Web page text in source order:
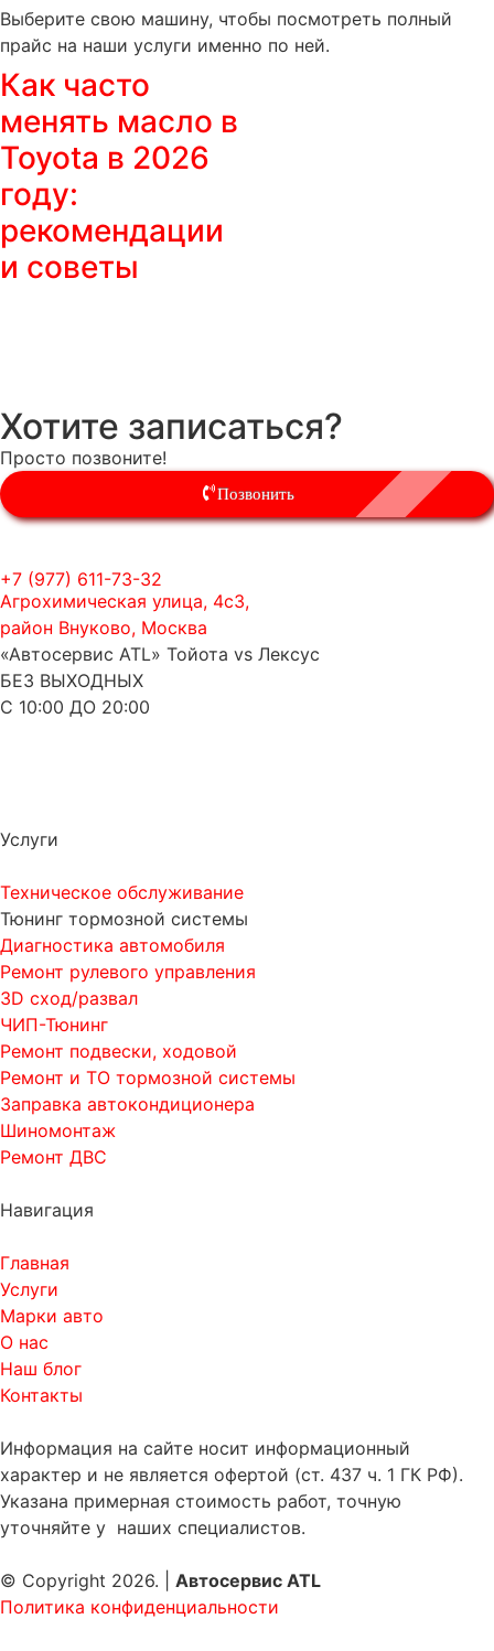
Выберите свою машину, чтобы посмотреть полный
прайс на наши услуги именно по ней.
Как часто
менять масло в
Toyota в 2026
году:
рекомендации
и советы
Хотите записаться?
Просто позвоните!
Позвонить
+7 (977) 611-73-32
Агрохимическая улица, 4с3,
район Внуково, Москва
«Автосервис ATL» Тойота vs Лексус
БЕЗ ВЫХОДНЫХ
С 10:00 ДО 20:00
Услуги
Техническое обслуживание
Тюнинг тормозной системы
Диагностика автомобиля
Ремонт рулевого управления
3D сход/развал
ЧИП-Тюнинг
Ремонт подвески, ходовой
Ремонт и ТО тормозной системы
Заправка автокондиционера
Шиномонтаж
Ремонт ДВС
Навигация
Главная
Услуги
Марки авто
О нас
Наш блог
Контакты
Информация на сайте носит информационный
характер и не является офертой (ст. 437 ч. 1 ГК РФ).
Указана примерная стоимость работ, точную
уточняйте у наших специалистов.
© Copyright 2026. | Автосервис ATL
Политика конфиденциальности